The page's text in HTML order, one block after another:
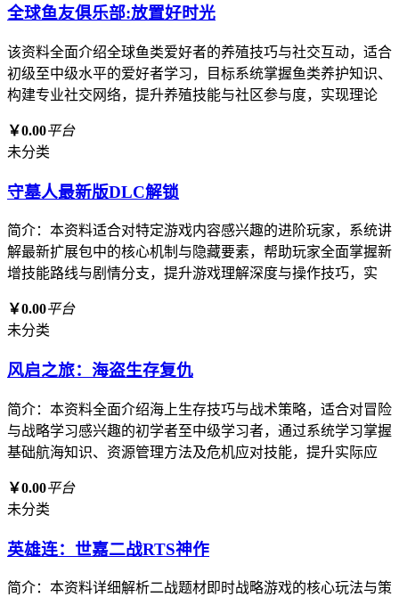
全球鱼友俱乐部:放置好时光
该资料全面介绍全球鱼类爱好者的养殖技巧与社交互动，适合
初级至中级水平的爱好者学习，目标系统掌握鱼类养护知识、
构建专业社交网络，提升养殖技能与社区参与度，实现理论
￥0.00平台
未分类
守墓人最新版DLC解锁
简介：本资料适合对特定游戏内容感兴趣的进阶玩家，系统讲
解最新扩展包中的核心机制与隐藏要素，帮助玩家全面掌握新
增技能路线与剧情分支，提升游戏理解深度与操作技巧，实
￥0.00平台
未分类
风启之旅：海盗生存复仇
简介：本资料全面介绍海上生存技巧与战术策略，适合对冒险
与战略学习感兴趣的初学者至中级学习者，通过系统学习掌握
基础航海知识、资源管理方法及危机应对技能，提升实际应
￥0.00平台
未分类
英雄连：世嘉二战RTS神作
简介：本资料详细解析二战题材即时战略游戏的核心玩法与策